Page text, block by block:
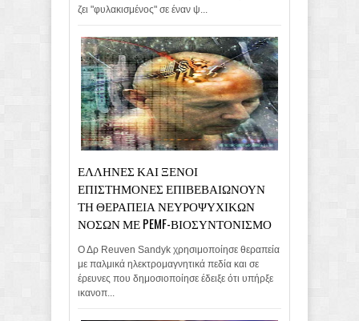
ζει "φυλακισμένος" σε έναν ψ...
ΕΛΛΗΝΕΣ ΚΑΙ ΞΕΝΟΙ
ΕΠΙΣΤΗΜΟΝΕΣ ΕΠΙΒΕΒΑΙΩΝΟΥΝ
ΤΗ ΘΕΡΑΠΕΙΑ ΝΕΥΡΟΨΥΧΙΚΩΝ
ΝΟΣΩΝ ΜΕ PEMF-ΒΙΟΣΥΝΤΟΝΙΣΜΟ
Ο Δρ Reuven Sandyk χρησιμοποίησε θεραπεία
με παλμικά ηλεκτρομαγνητικά πεδία και σε
έρευνες που δημοσιοποίησε έδειξε ότι υπήρξε
ικανοπ...